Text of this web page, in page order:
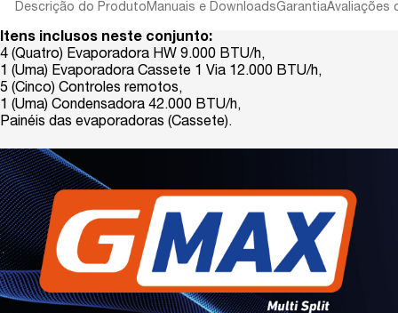
Descrição do Produto Manuais e DownloadsGarantiaAvaliações
Itens inclusos neste conjunto:
4 (Quatro) Evaporadora HW 9.000 BTU/h,
1 (Uma) Evaporadora Cassete 1 Via 12.000 BTU/h,
5 (Cinco) Controles remotos,
1 (Uma) Condensadora 42.000 BTU/h,
Painéis das evaporadoras (Cassete).